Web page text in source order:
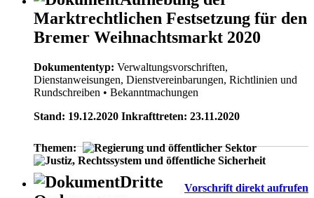
Marktrechtlichen Festsetzung für den
Bremer Weihnachtsmarkt 2020
Dokumententyp: Verwaltungsvorschriften,
Dienstanweisungen, Dienstvereinbarungen, Richtlinien und
Rundschreiben • Bekanntmachungen
Stand: 19.12.2020 Inkrafttreten: 23.11.2020
Themen:
Vorschrift direkt aufrufen
Dritte